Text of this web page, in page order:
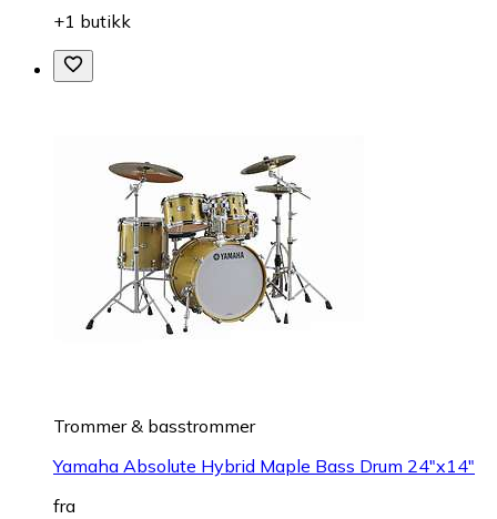
+1 butikk
Trommer & basstrommer
Yamaha Absolute Hybrid Maple Bass Drum 24"x14"
fra